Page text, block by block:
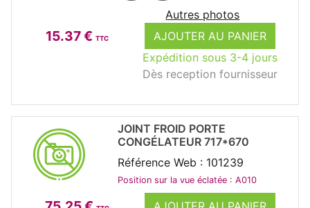
15.37 € TTC
AJOUTER AU PANIER
Expédition sous 3-4 jours
Dès reception fournisseur
Autres photos
JOINT FROID PORTE
CONGÉLATEUR 717*670
Référence Web : 101239
Position sur la vue éclatée : A010